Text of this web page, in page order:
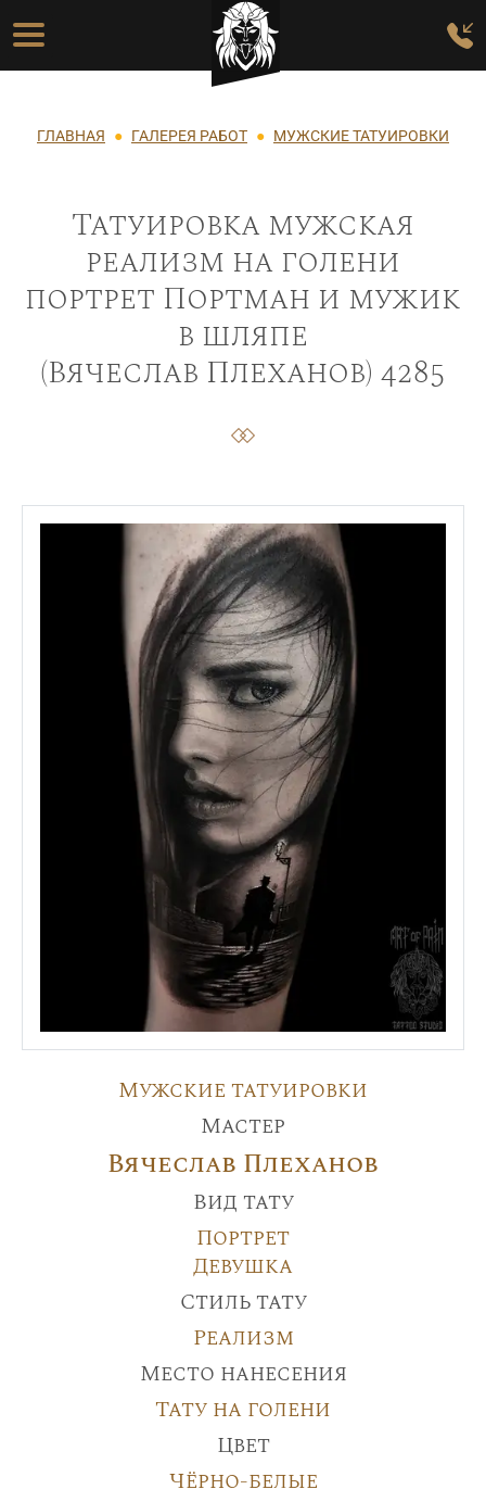
Перейти к основному содержанию
Основная навигация
Строка навигации
ГЛАВНАЯ ГАЛЕРЕЯ РАБОТ МУЖСКИЕ ТАТУИРОВКИ
Татуировка мужская
реализм на голени
портрет Портман и мужик
в шляпе
(Вячеслав Плеханов) 4285
Мужские татуировки
Мастер
Вячеслав Плеханов
Вид тату
Портрет
Девушка
Стиль тату
Реализм
Место нанесения
Тату на голени
Цвет
Чёрно-белые